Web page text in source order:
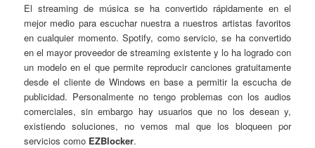
El streaming de música se ha convertido rápidamente en el
mejor medio para escuchar nuestra a nuestros artistas favoritos
en cualquier momento. Spotify, como servicio, se ha convertido
en el mayor proveedor de streaming existente y lo ha logrado con
un modelo en el que permite reproducir canciones gratuitamente
desde el cliente de Windows en base a permitir la escucha de
publicidad. Personalmente no tengo problemas con los audios
comerciales, sin embargo hay usuarios que no los desean y,
existiendo soluciones, no vemos mal que los bloqueen por
servicios como EZBlocker.